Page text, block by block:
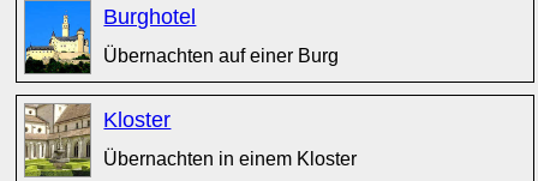
Burghotel
Übernachten auf einer Burg
Kloster
Übernachten in einem Kloster